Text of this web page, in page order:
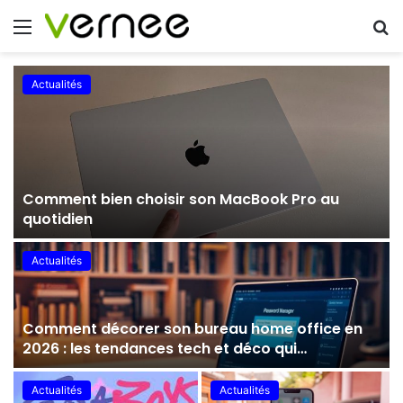
Menu
Actualités
Comment bien choisir son MacBook Pro au
quotidien
Actualités
Comment décorer son bureau home office en
2026 : les tendances tech et déco qui
s’associent parfaitement
Actualités Actualités